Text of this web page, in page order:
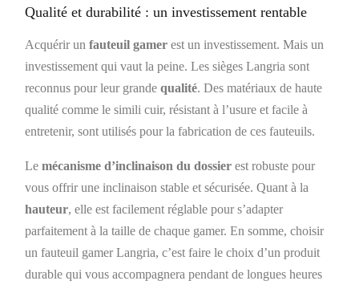
Qualité et durabilité : un investissement rentable
Acquérir un fauteuil gamer est un investissement. Mais un
investissement qui vaut la peine. Les sièges Langria sont
reconnus pour leur grande qualité. Des matériaux de haute
qualité comme le simili cuir, résistant à l’usure et facile à
entretenir, sont utilisés pour la fabrication de ces fauteuils.
Le mécanisme d’inclinaison du dossier est robuste pour
vous offrir une inclinaison stable et sécurisée. Quant à la
hauteur, elle est facilement réglable pour s’adapter
parfaitement à la taille de chaque gamer. En somme, choisir
un fauteuil gamer Langria, c’est faire le choix d’un produit
durable qui vous accompagnera pendant de longues heures